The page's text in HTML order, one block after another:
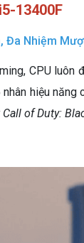
13400F
Đa Nhiệm
CPU luôn
nhân hiệu
Call of Duty: